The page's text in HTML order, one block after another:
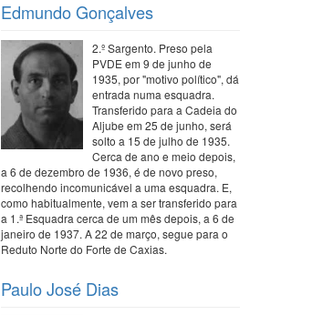
Edmundo Gonçalves
2.º Sargento. Preso pela
PVDE em 9 de junho de
1935, por "motivo político", dá
entrada numa esquadra.
Transferido para a Cadeia do
Aljube em 25 de junho, será
solto a 15 de julho de 1935.
Cerca de ano e meio depois,
a 6 de dezembro de 1936, é de novo preso,
recolhendo incomunicável a uma esquadra. E,
como habitualmente, vem a ser transferido para
a 1.ª Esquadra cerca de um mês depois, a 6 de
janeiro de 1937. A 22 de março, segue para o
Reduto Norte do Forte de Caxias.
Paulo José Dias